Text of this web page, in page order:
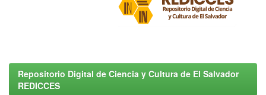
Repositorio Digital de Ciencia y Cultura de El Salvador
REDICCES